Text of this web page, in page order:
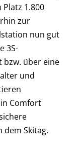
1.800
zur
nun gut
3S-
bzw. über eine
und
Comfort
dem Skitag.